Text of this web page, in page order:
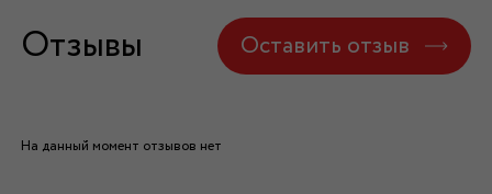
Отзывы Оставить отзыв
На данный момент отзывов нет